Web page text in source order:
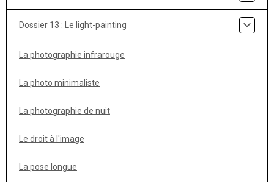
Dossier 13 : Le light-painting
La photographie infrarouge
La photo minimaliste
La photographie de nuit
Le droit à l'image
La pose longue